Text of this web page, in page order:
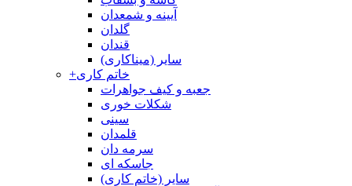
آیینه و شمعدان
گلدان
قندان
سایر (میناکاری)
+خاتم کاری
جعبه و کیف جواهرات
شکلات خوری
سینی
قلمدان
سرمه دان
جاسکه ای
سایر (خاتم کاری)